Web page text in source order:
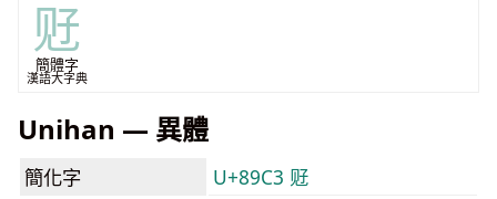
觃
簡體字
漢語大字典
Unihan — 異體
簡化字 U+89C3 觃